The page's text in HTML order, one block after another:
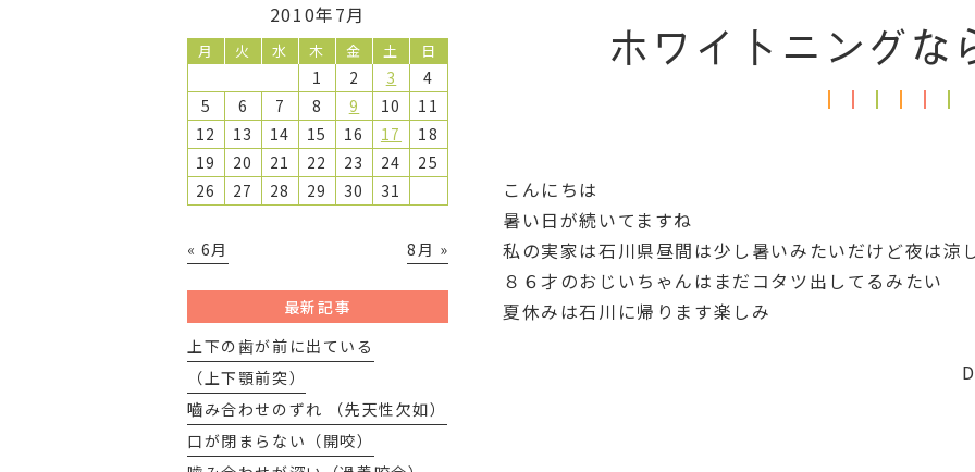
ホワイトニングな
こんにちは
暑い日が続いてますね
私の実家は石川県昼間は少し暑いみたいだけど夜は涼
８６才のおじいちゃんはまだコタツ出してるみたい
夏休みは石川に帰ります楽しみ
DH 石
2010年7月
月 火 水 木 金 土 日
1 2 3
4
5
6 7 8 9 10
11
12
13 14 15 16 17
18
19
20 21 22 23 24
25
26
27 28 29 30 31
« 6月 8月 »
最新記事
上下の歯が前に出ている
（上下顎前突）
嚙み合わせのずれ （先天性欠如）
口が閉まらない（開咬）